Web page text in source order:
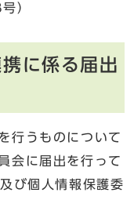
）
に係る届出
行うものについて
会に届出を行って
び個人情報保護委